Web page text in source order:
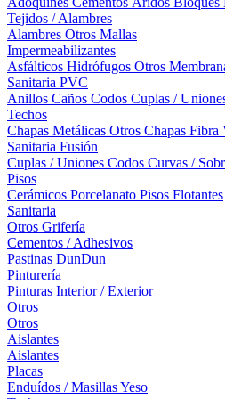
Tejidos / Alambres
Alambres Otros Mallas
Impermeabilizantes
Asfálticos Hidrófugos Otros
Sanitaria PVC
Anillos Caños Codos Cuplas /
Techos
Chapas Metálicas Otros Chapas Fibra
Sanitaria Fusión
Cuplas / Uniones Codos Curvas /
Pisos
Cerámicos Porcelanato Pisos Flotantes
Sanitaria
Otros Grifería
Cementos / Adhesivos
Pastinas DunDun
Pinturería
Pinturas Interior / Exterior
Otros
Otros
Aislantes
Aislantes
Placas
Enduídos / MasillasYeso